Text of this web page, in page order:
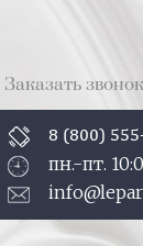
Заказать звонок
8 (800)
пн.-пт. 10: